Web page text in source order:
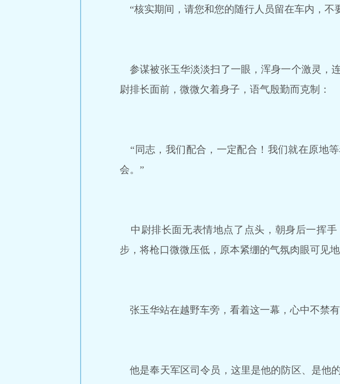
“核实期间，请您和您的随行人员留在车内，不
参谋被张玉华淡淡扫了一眼，浑身一个激灵，
尉排长面前，微微欠着身子，语气殷勤而克制：
“同志，我们配合，一定配合！我们就在原地
会。”
中尉排长面无表情地点了点头，朝身后一挥
步，将枪口微微压低，原本紧绷的气氛肉眼可见地
张玉华站在越野车旁，看着这一幕，心中不禁有
他是奉天军区司令员，这里是他的防区、是他